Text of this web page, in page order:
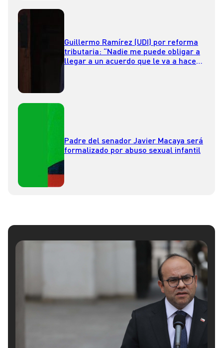
Guillermo Ramírez (UDI) por reforma
tributaria: “Nadie me puede obligar a
llegar a un acuerdo que le va a hacer
Padre del senador Javier Macaya será
formalizado por abuso sexual infantil